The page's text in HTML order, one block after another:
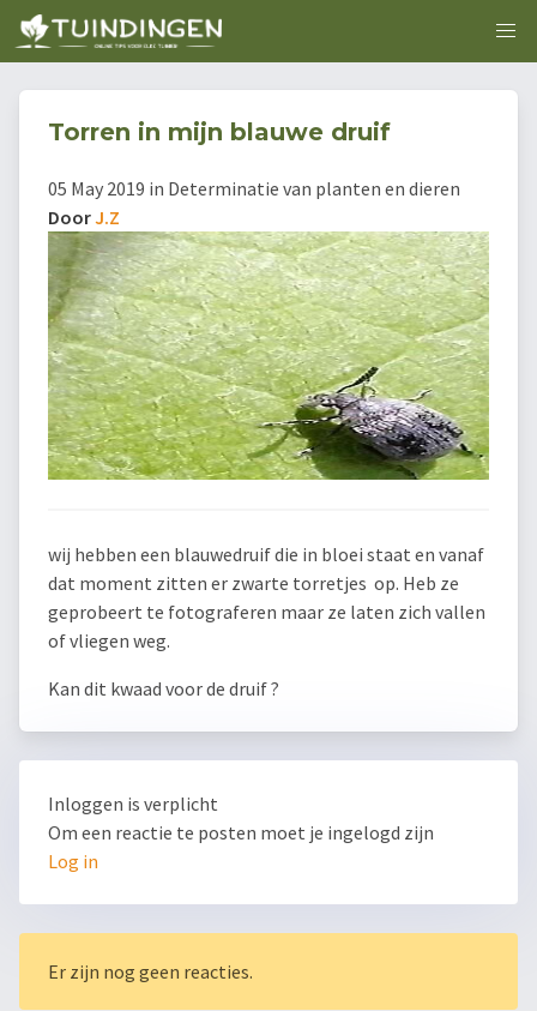
Torren in mijn blauwe druif
05 May 2019 in Determinatie van planten en dieren
DoorJ.Z
wij hebben een blauwedruif die in bloei staat en vanaf
dat moment zitten er zwarte torretjes op. Heb ze
geprobeert te fotograferen maar ze laten zich vallen
of vliegen weg.
Kan dit kwaad voor de druif ?
Inloggen is verplicht
Om een reactie te posten moet je ingelogd zijn
Log in
Er zijn nog geen reacties.